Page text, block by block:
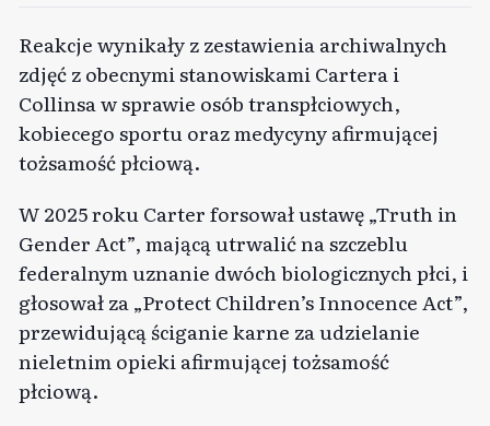
Reakcje wynikały z zestawienia archiwalnych
zdjęć z obecnymi stanowiskami Cartera i
Collinsa w sprawie osób transpłciowych,
kobiecego sportu oraz medycyny afirmującej
tożsamość płciową.
W 2025 roku Carter forsował ustawę „Truth in
Gender Act”, mającą utrwalić na szczeblu
federalnym uznanie dwóch biologicznych płci, i
głosował za „Protect Children’s Innocence Act”,
przewidującą ściganie karne za udzielanie
nieletnim opieki afirmującej tożsamość
płciową.